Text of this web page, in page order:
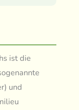
ist die
und